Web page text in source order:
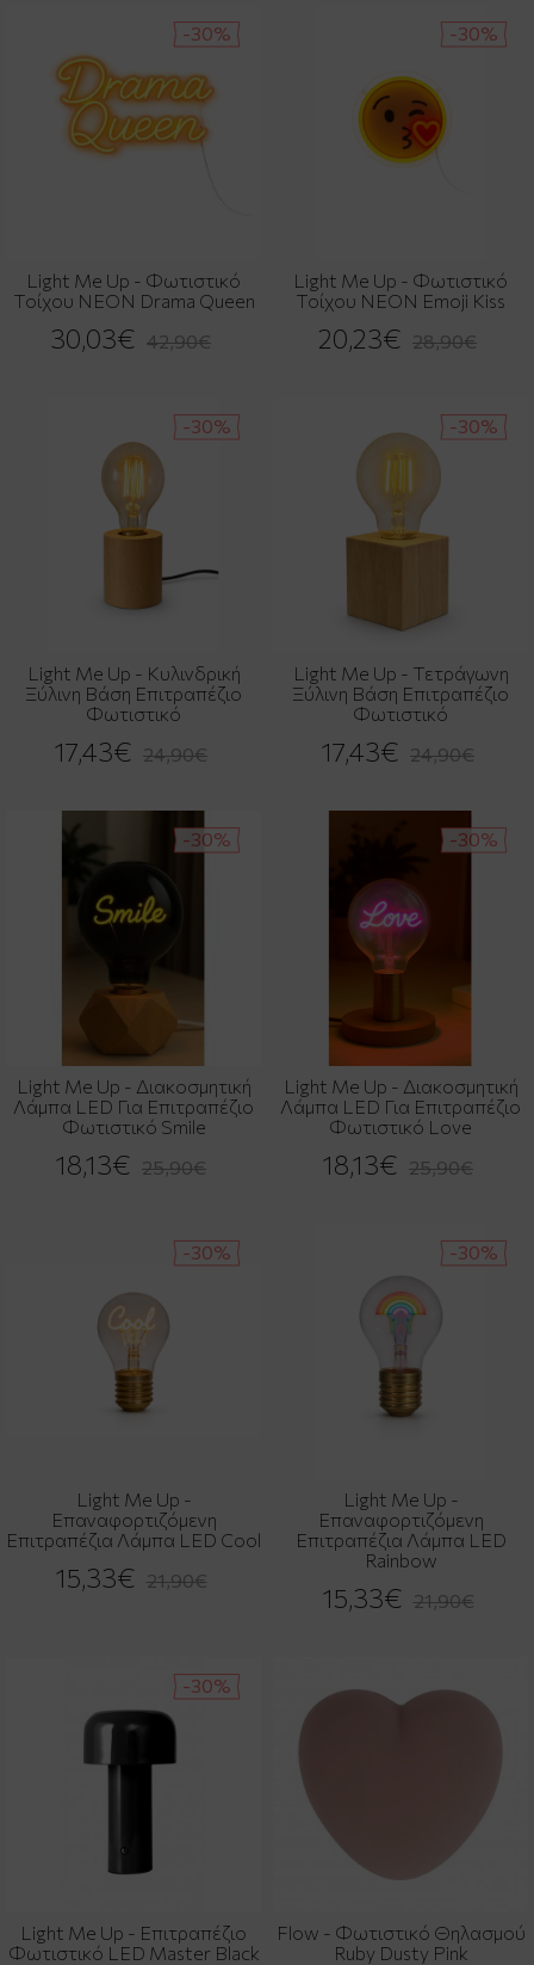
-30%
Light Me Up - Φωτιστικό
Τοίχου NEON Drama Queen
30,03€ 42,90€
-30%
Light Me Up - Φωτιστικό
Τοίχου NEON Emoji Kiss
20,23€ 28,90€
-30%
Light Me Up - Κυλινδρική
Ξύλινη Βάση Επιτραπέζιο
Φωτιστικό
17,43€ 24,90€
-30%
Light Me Up - Τετράγωνη
Ξύλινη Βάση Επιτραπέζιο
Φωτιστικό
17,43€ 24,90€
-30%
Light Me Up - Διακοσμητική
Λάμπα LED Για Επιτραπέζιο
Φωτιστικό Smile
18,13€ 25,90€
-30%
Light Me Up - Διακοσμητική
Λάμπα LED Για Επιτραπέζιο
Φωτιστικό Love
18,13€ 25,90€
-30%
Light Me Up -
Επαναφορτιζόμενη
Επιτραπέζια Λάμπα LED Cool
15,33€ 21,90€
-30%
Light Me Up -
Επαναφορτιζόμενη
Επιτραπέζια Λάμπα LED
Rainbow
15,33€ 21,90€
-30%
Light Me Up - Επιτραπέζιο
Φωτιστικό LED Master Black
Flow - Φωτιστικό Θηλασμού
Ruby Dusty Pink